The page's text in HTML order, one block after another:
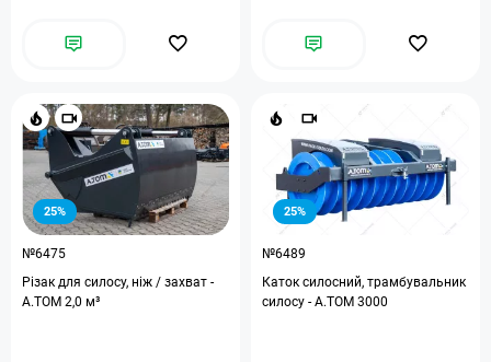
25%
№6475
Різак для силосу, ніж / захват -
А.ТОМ 2,0 м³
25%
№6489
Каток силосний, трамбувальник
силосу - А.ТОМ 3000